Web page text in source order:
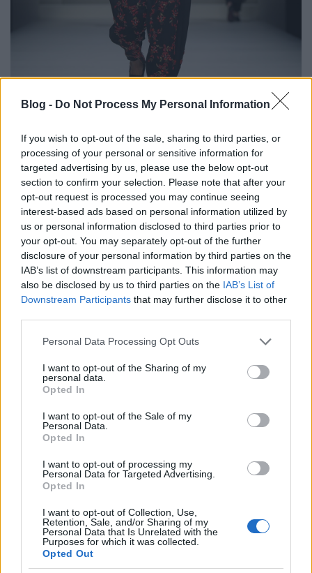
Blog - Do Not Process My Personal Information
If you wish to opt-out of the sale, sharing to third parties, or
processing of your personal or sensitive information for
targeted advertising by us, please use the below opt-out
section to confirm your selection. Please note that after your
opt-out request is processed you may continue seeing
interest-based ads based on personal information utilized by
us or personal information disclosed to third parties prior to
your opt-out. You may separately opt-out of the further
disclosure of your personal information by third parties on the
IAB’s list of downstream participants. This information may
also be disclosed by us to third parties on the IAB’s List of
Downstream Participants that may further disclose it to other
Please note that this website/app uses one or more Google
not limited to your visit or usage behaviour. You may click to
grant or deny consent to Google and its third-party tags to
use your data for below specified purposes in below Google
consent section.
Personal Data Processing Opt Outs
I want to opt-out of the Sharing of my
personal data.
Opted In
I want to opt-out of the Sale of my
Personal Data.
Opted In
I want to opt-out of processing my
Personal Data for Targeted Advertising.
Opted In
I want to opt-out of Collection, Use,
Retention, Sale, and/or Sharing of my
Personal Data that Is Unrelated with the
Purposes for which it was collected.
Opted Out